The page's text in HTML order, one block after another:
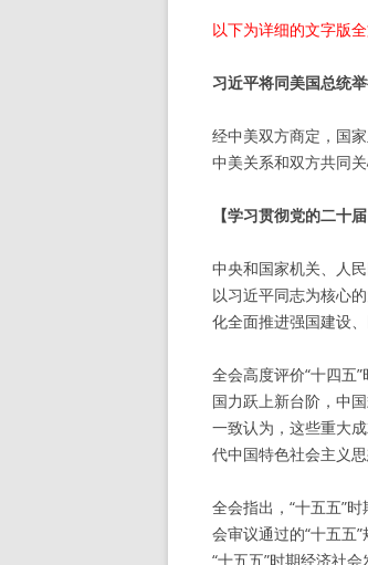
以下为详细的文字版全
习近平将同美国总统
经中美双方商定，国
中美关系和双方共同
【学习贯彻党的二十
中央和国家机关、人
以习近平同志为核心
化全面推进强国建设
全会高度评价“十四五
国力跃上新台阶，中
一致认为，这些重大
代中国特色社会主义思
全会指出，“十五五”
会审议通过的“十五五
“十五五”时期经济社